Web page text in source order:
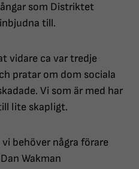
som Distriktet
till.
vidare ca var tredje
pratar om dom sociala
Vi som är med har
lite skapligt.
behöver några förare
Wakman